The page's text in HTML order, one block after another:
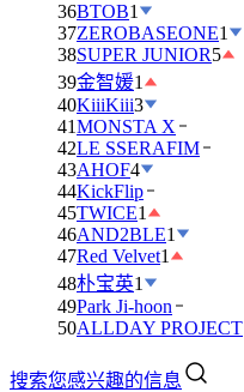
36BTOB1
37ZEROBASEONE1
38SUPER JUNIOR5
39金智媛1
40KiiiKiii3
41MONSTA X
42LE SSERAFIM
43AHOF4
44KickFlip
45TWICE1
46AND2BLE1
47Red Velvet1
48朴宝英1
49Park Ji-hoon
50ALLDAY PROJECT
搜索您感兴趣的信息